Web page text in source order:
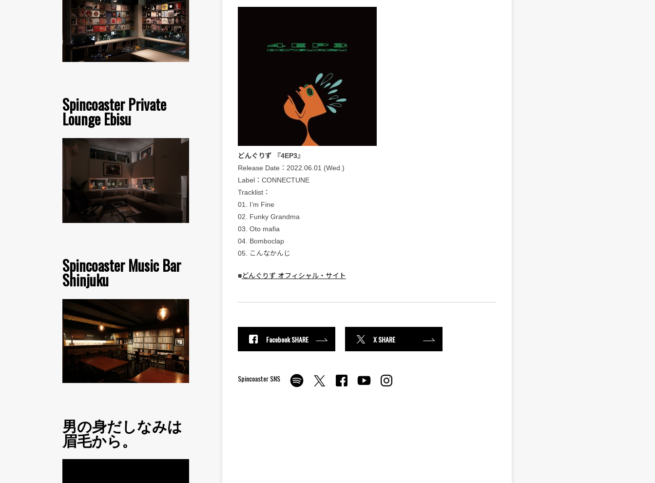
Spincoaster Private
Lounge Ebisu
Spincoaster Music Bar
Shinjuku
男の身だしなみは
眉毛から。
どんぐりず 『4EP3』
Release Date：2022.06.01 (Wed.)
Label：CONNECTUNE
Tracklist：
01. I’m Fine
02. Funky Grandma
03. Oto mafia
04. Bomboclap
05. こんなかんじ
■どんぐりず オフィシャル・サイト
Facebook SHARE X SHARE
Spincoaster SNS